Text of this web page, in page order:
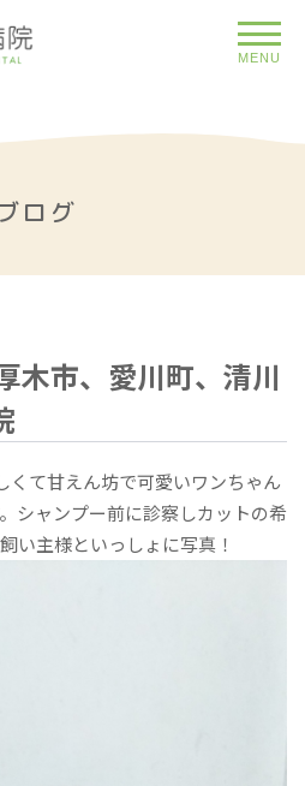
MENU
ログ
木市、愛川町、清川
くて甘えん坊で可愛いワンちゃん
シャンプー前に診察しカットの希
い主様といっしょに写真！